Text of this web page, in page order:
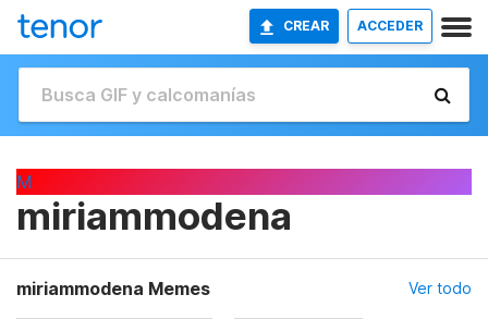
CREAR ACCEDER
M
miriammodena
miriammodena Memes Ver todo